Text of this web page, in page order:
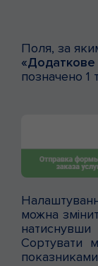
Поля, за
позначено 1
можна
Сортувати